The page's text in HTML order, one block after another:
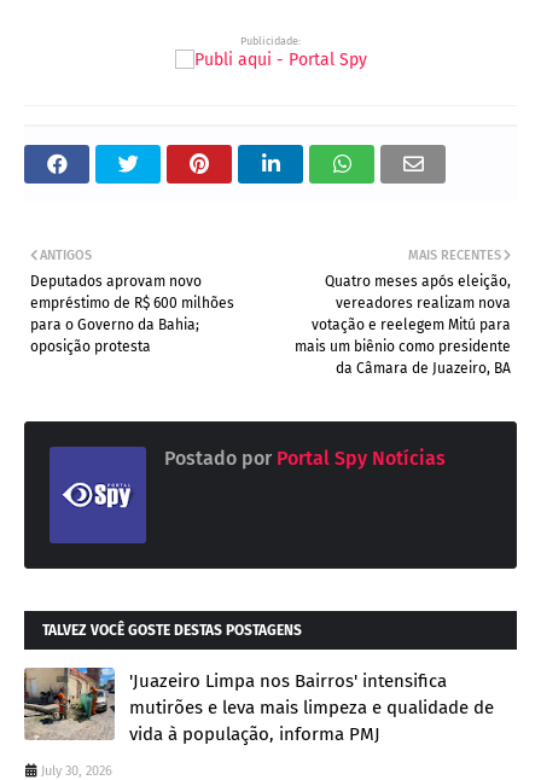
Publicidade:
MAIS RECENTES
Quatro meses após eleição,
vereadores realizam nova
votação e reelegem Mitú para
mais um biênio como presidente
da Câmara de Juazeiro, BA
ANTIGOS
Deputados aprovam novo
empréstimo de R$ 600 milhões
para o Governo da Bahia;
oposição protesta
Postado por Portal Spy Notícias
TALVEZ VOCÊ GOSTE DESTAS POSTAGENS
'Juazeiro Limpa nos Bairros' intensifica
mutirões e leva mais limpeza e qualidade de
vida à população, informa PMJ
July 30, 2026